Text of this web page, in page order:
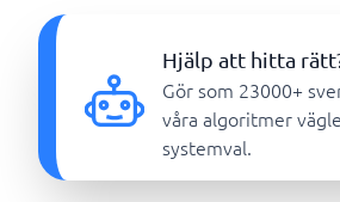
Hjälp att hitta
Gör som 23000+
våra algoritmer
systemval.